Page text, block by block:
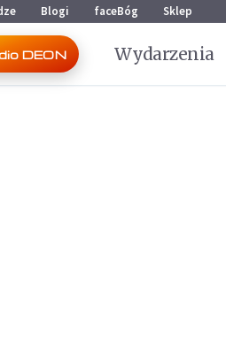
Blogi faceBóg Sklep
DEON Wydarzenia